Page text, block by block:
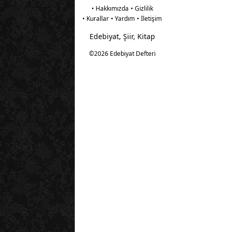
• Hakkımızda • Gizlilik
• Kurallar • Yardım • İletişim
Edebiyat, Şiir, Kitap
©2026 Edebiyat Defteri